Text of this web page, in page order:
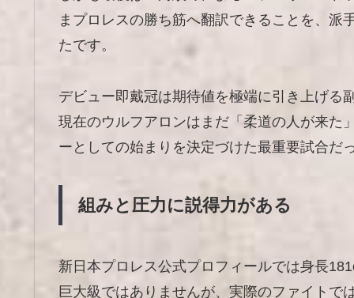
まプロレスの勝ち筋へ翻訳できることを、派
たです。
デビュー即戴冠は期待値を極端に引き上げる
現在のウルフアロンはまだ「柔道の人が来た
ーとしての始まりを決定づけた最重要試合だ
組みと圧力に説得力がある
新日本プロレス公式プロフィールでは身長
巨大級ではありませんが、実際のファイトで